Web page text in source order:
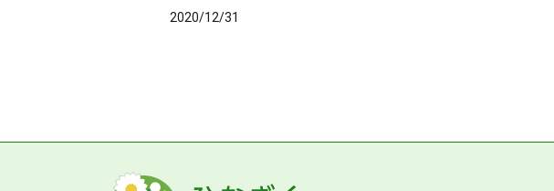
2020/12/31